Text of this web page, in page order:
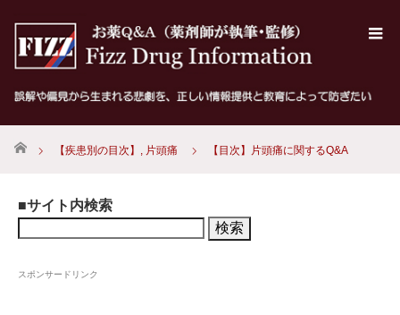
ホーム 【疾患別の目次】 , 片頭痛 【目次】片頭痛に関するQ&A
■サイト内検索
スポンサードリンク